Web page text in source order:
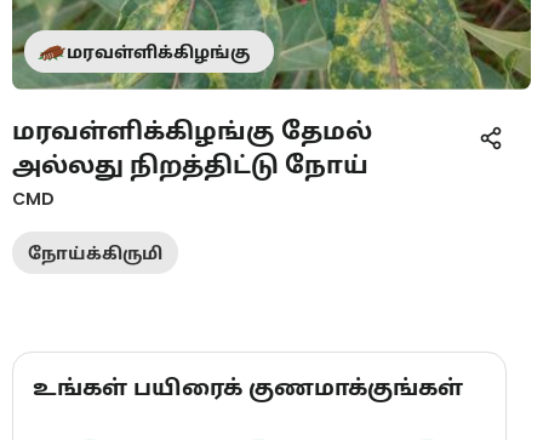
மரவள்ளிக்கிழங்கு
மரவள்ளிக்கிழங்கு தேமல்
அல்லது நிறத்திட்டு நோய்
CMD
நோய்க்கிருமி
உங்கள் பயிரைக் குணமாக்குங்கள்